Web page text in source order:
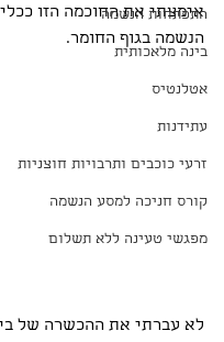
התפתחות הנשמה
בינה מלאכותית
אטלנטיס
עתידנות
זרעי כוכבים ותרבויות חוצניות
קורס חניכה למסע הנשמה
מפגשי טעינה ללא תשלום
אימצתי את החוכמה הזו
הנשמה בגוף החומר.
לא עברתי את ההכשרה של